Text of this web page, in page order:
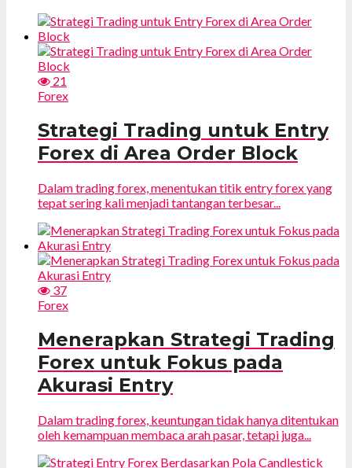
21
Forex
Strategi Trading untuk Entry
Forex di Area Order Block
Dalam trading forex, menentukan titik entry forex yang
tepat sering kali menjadi tantangan terbesar...
37
Forex
Menerapkan Strategi Trading
Forex untuk Fokus pada
Akurasi Entry
Dalam trading forex, keuntungan tidak hanya ditentukan
oleh kemampuan membaca arah pasar, tetapi juga...